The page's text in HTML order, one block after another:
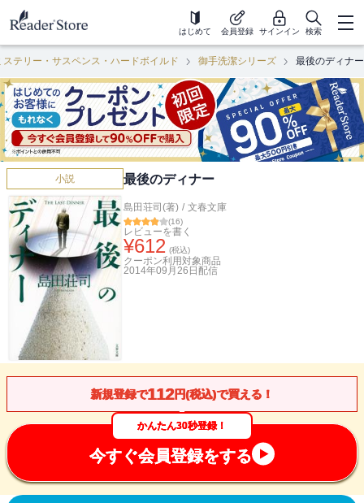
はじめて 会員登録 サインイン 検索
ステリー・サスペンス・ハードボイルド 御手洗潔シリーズ 最後のディナー
小説 最後のディナー
島田荘司(著) / 文春文庫
(16)
レビューを書く
¥612 (税込)
クーポン利用対象商品
2014年09月26日 配信
新規登録で112円(税込)で買える！
かんたん30秒登録！
今すぐ会員登録をする